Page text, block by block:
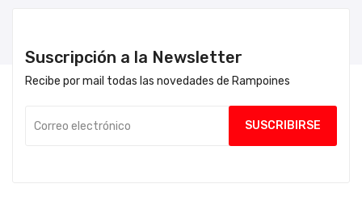
Suscripción a la Newsletter
Recibe por mail todas las novedades de Rampoines